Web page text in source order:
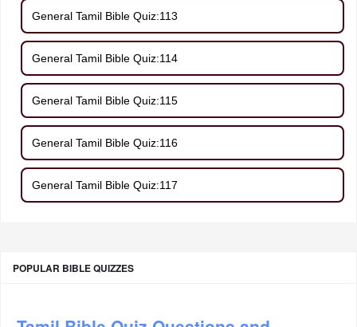
General Tamil Bible Quiz:113
General Tamil Bible Quiz:114
General Tamil Bible Quiz:115
General Tamil Bible Quiz:116
General Tamil Bible Quiz:117
POPULAR BIBLE QUIZZES